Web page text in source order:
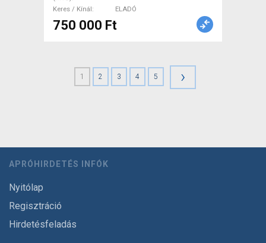
Keres / Kínál ELADÓ
750 000 Ft
1 2 3 4 5 ›
APRÓHIRDETÉS INFÓK
Nyitólap
Regisztráció
Hirdetésfeladás